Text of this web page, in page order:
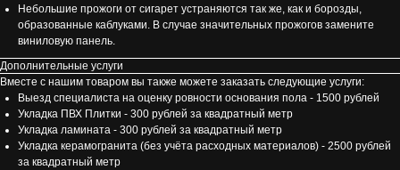
Небольшие прожоги от сигарет устраняются так же, как и борозды,
образованные каблуками. В случае значительных прожогов замените
виниловую панель.
Дополнительные услуги
Вместе с нашим товаром вы также можете заказать следующие услуги:
Выезд специалиста на оценку ровности основания пола - 1500 рублей
Укладка ПВХ Плитки - 300 рублей за квадратный метр
Укладка ламината - 300 рублей за квадратный метр
Укладка керамогранита (без учёта расходных материалов) - 2500 рублей
за квадратный метр